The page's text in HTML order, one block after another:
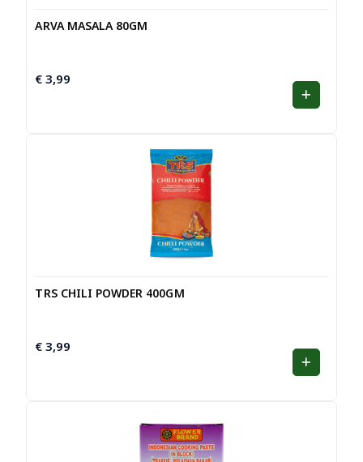
ARVA MASALA 80GM
€ 3,99
TRS CHILI POWDER 400GM
€ 3,99